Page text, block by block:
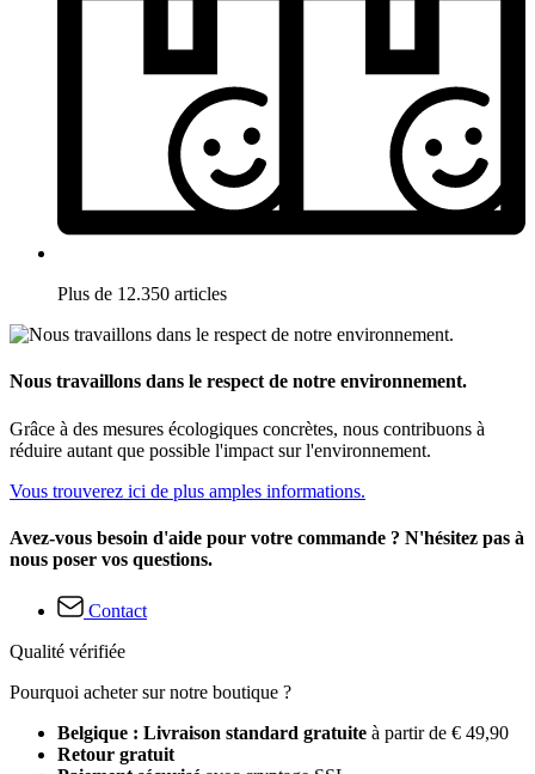
Plus de 12.350 articles
Nous travaillons dans le respect de notre environnement.
Grâce à des mesures écologiques concrètes, nous contribuons à
réduire autant que possible l'impact sur l'environnement.
Vous trouverez ici de plus amples informations.
Avez-vous besoin d'aide pour votre commande ? N'hésitez pas à
nous poser vos questions.
Contact
Qualité vérifiée
Pourquoi acheter sur notre boutique ?
Belgique : Livraison standard gratuite à partir de € 49,90
Retour gratuit